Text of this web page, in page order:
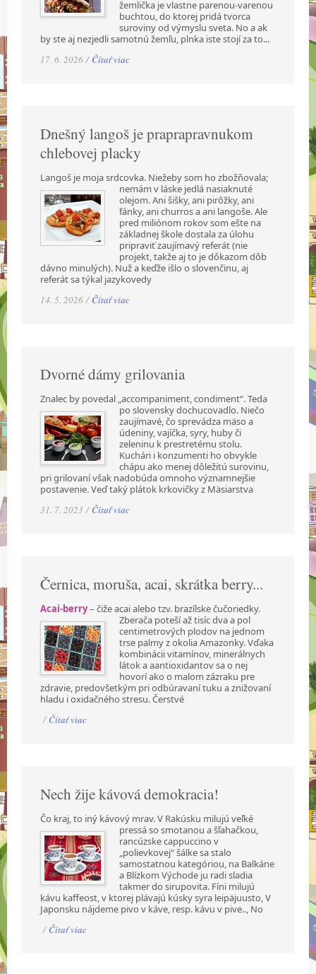
žemlička je vlastne parenou-varenou
buchtou, do ktorej pridá tvorca
suroviny od výmyslu sveta. No a ak
by ste aj nezjedli samotnú žemľu, plnka iste stojí za to...
17. 6. 2026 / Čítať viac
Dnešný langoš je praprapravnukom
chlebovej placky
Langoš je moja srdcovka. Niežeby som ho zbožňovala;
nemám v láske jedlá nasiaknuté
olejom. Ani šišky, ani pirôžky, ani
fánky, ani churros a ani langoše. Ale
pred miliónom rokov som ešte na
základnej škole dostala za úlohu
pripraviť zaujímavý referát (nie
projekt, takže aj to je dôkazom dôb
dávno minulých). Nuž a keďže išlo o slovenčinu, aj
referát sa týkal jazykovedy
14. 5. 2026 / Čítať viac
Dvorné dámy grilovania
Znalec by povedal „accompaniment, condiment“. Teda
po slovensky dochucovadlo. Niečo
zaujímavé, čo sprevádza mäso a
údeniny, vajíčka, syry, huby či
zeleninu k prestretému stolu.
Kuchári i konzumenti ho obvykle
chápu ako menej dôležitú surovinu,
pri grilovaní však nadobúda omnoho významnejšie
postavenie. Veď taký plátok krkovičky z Mäsiarstva
31. 7. 2023 / Čítať viac
Černica, moruša, acai, skrátka berry...
Acai-berry– čiže acai alebo tzv. brazílske čučoriedky.
Zberača poteší až tisíc dva a pol
centimetrových plodov na jednom
trse palmy z okolia Amazonky. Vďaka
kombinácii vitamínov, minerálnych
látok a aantioxidantov sa o nej
hovorí ako o malom zázraku pre
zdravie, predovšetkým pri odbúravaní tuku a znižovaní
hladu i oxidačného stresu. Čerstvé
/ Čítať viac
Nech žije kávová demokracia!
Čo kraj, to iný kávový mrav. V Rakúsku milujú veľké
pressá so smotanou a šľahačkou,
rancúzske cappuccino v
„polievkovej“ šálke sa stalo
samostatnou kategóriou, na Balkáne
a Blízkom Východe ju radi sladia
takmer do sirupovita. Fíni milujú
kávu kaffeost, v ktorej plávajú kúsky syra leipäjuusto, V
Japonsku nájdeme pivo v káve, resp. kávu v pive.., No
/ Čítať viac